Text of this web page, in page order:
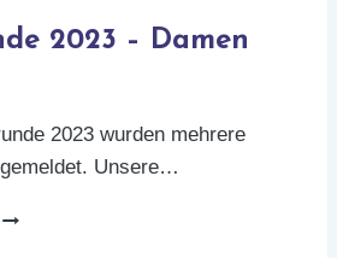
R
2023 – Damen
2023 wurden mehrere
Unsere…